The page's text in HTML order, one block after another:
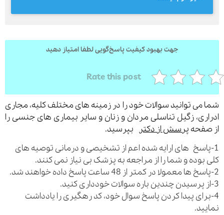
جهت بهبود کیفیت پاسخ‌گویی لطفا امتیاز دهید
Rate this post
توانید سوالات خود را در زمینه های مختلف کلیه، مجاری
زگیل تناسلی مردان و زنان و سایر بیماری های جنسی را
پرسش از دکتربپرسید.
های ارایه شده اعم از تشخیصی و درمانی توصیه های
و شما را از مراجعه به پزشک بی نیاز نمی کنند.
پیدا کردن پاسخ سوال خود، کد رهگیری را یادداشت